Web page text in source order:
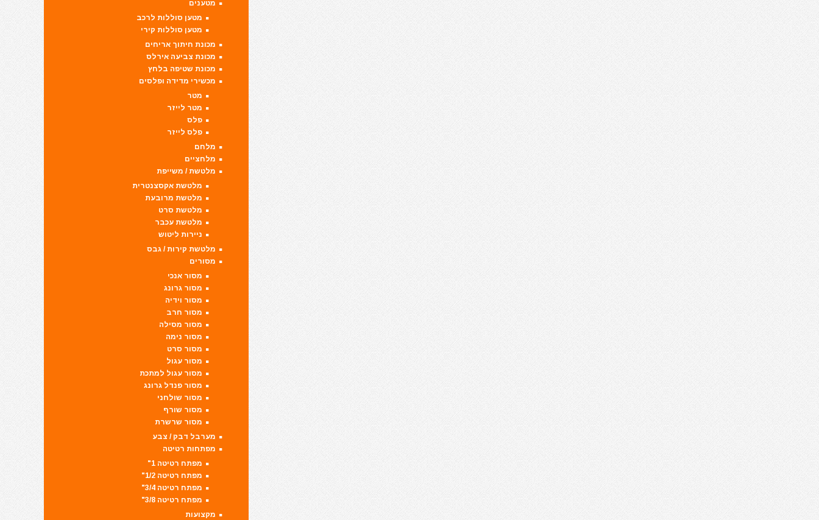
מטענים
מטען סוללות לרכב
מטען סוללות קירי
מכונת חיתוך אריחים
מכונת צביעה אירלס
מכונת שטיפה בלחץ
מכשירי מדידה ופלסים
מטר
מטר לייזר
פלס
פלס לייזר
מלחם
מלחציים
מלטשת / משייפת
מלטשת אקסצנטרית
מלטשת מרובעת
מלטשת סרט
מלטשת עכבר
ניירות ליטוש
מלטשת קירות / גבס
מסורים
מסור אנכי
מסור גרונג
מסור וידיה
מסור חרב
מסור מסילה
מסור נימה
מסור סרט
מסור עגול
מסור עגול למתכת
מסור פנדל גרונג
מסור שולחני
מסור שורף
מסור שרשרת
מערבל דבק / צבע
מפתחות רטיטה
מפתח רטיטה 1"
מפתח רטיטה 1/2"
מפתח רטיטה 3/4"
מפתח רטיטה 3/8"
מקצועות